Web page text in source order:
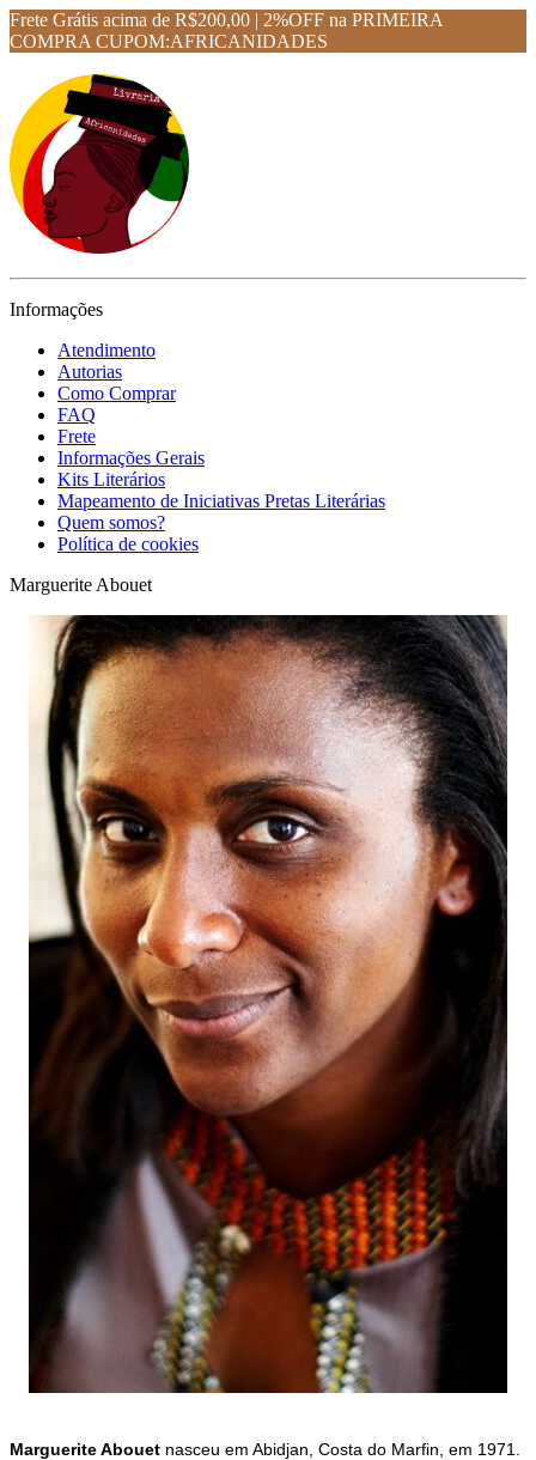
Frete Grátis acima de R$200,00 | 2%OFF na PRIMEIRA
COMPRA CUPOM:AFRICANIDADES
Informações
Atendimento
Autorias
Como Comprar
FAQ
Frete
Informações Gerais
Kits Literários
Mapeamento de Iniciativas Pretas Literárias
Quem somos?
Política de cookies
Marguerite Abouet
Marguerite Abouet nasceu em Abidjan, Costa do Marfin, em 1971.